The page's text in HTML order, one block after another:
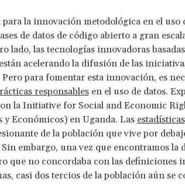
la innovación metodológica en el uso
de datos de código abierto a gran
lado, las tecnologías innovadoras
acelerando la difusión de las
Pero para fomentar esta innovación, es
responsablesen el uso de datos.
la Initiative for Social and Economic
y Económicos) en Uganda. Las estadísticas
de la población que vive por
embargo, una vez que encontramos la
que no concordaba con las definiciones
casi dos tercios de la población aún se